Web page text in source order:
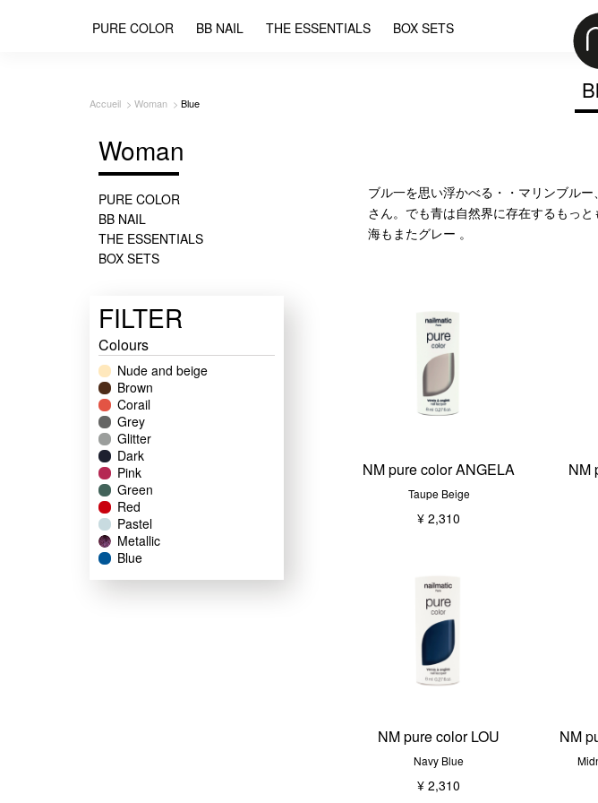
PURE COLOR BB NAIL THE ESSENTIALS BOX SETS
Accueil Woman Blue
Woman
PURE COLOR
BB NAIL
THE ESSENTIALS
BOX SETS
FILTER
Colours
Nude and beige
Brown
Corail
Grey
Glitter
Dark
Pink
Green
Red
Pastel
Metallic
Blue
ブル一を思い浮かべる・・マリンブル
さん。でも青は自然界に存在するもっ
海もまたグレー 。
NM pure color ANGELA
Taupe Beige
¥ 2,310
NM
NM pure color LOU
Navy Blue
¥ 2,310
NM